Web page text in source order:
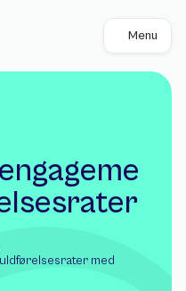
med
Menu